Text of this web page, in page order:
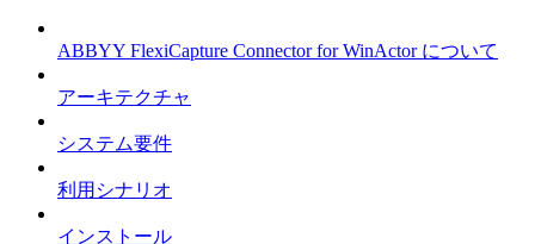
ABBYY FlexiCapture Connector for WinActor について
アーキテクチャ
システム要件
利用シナリオ
インストール